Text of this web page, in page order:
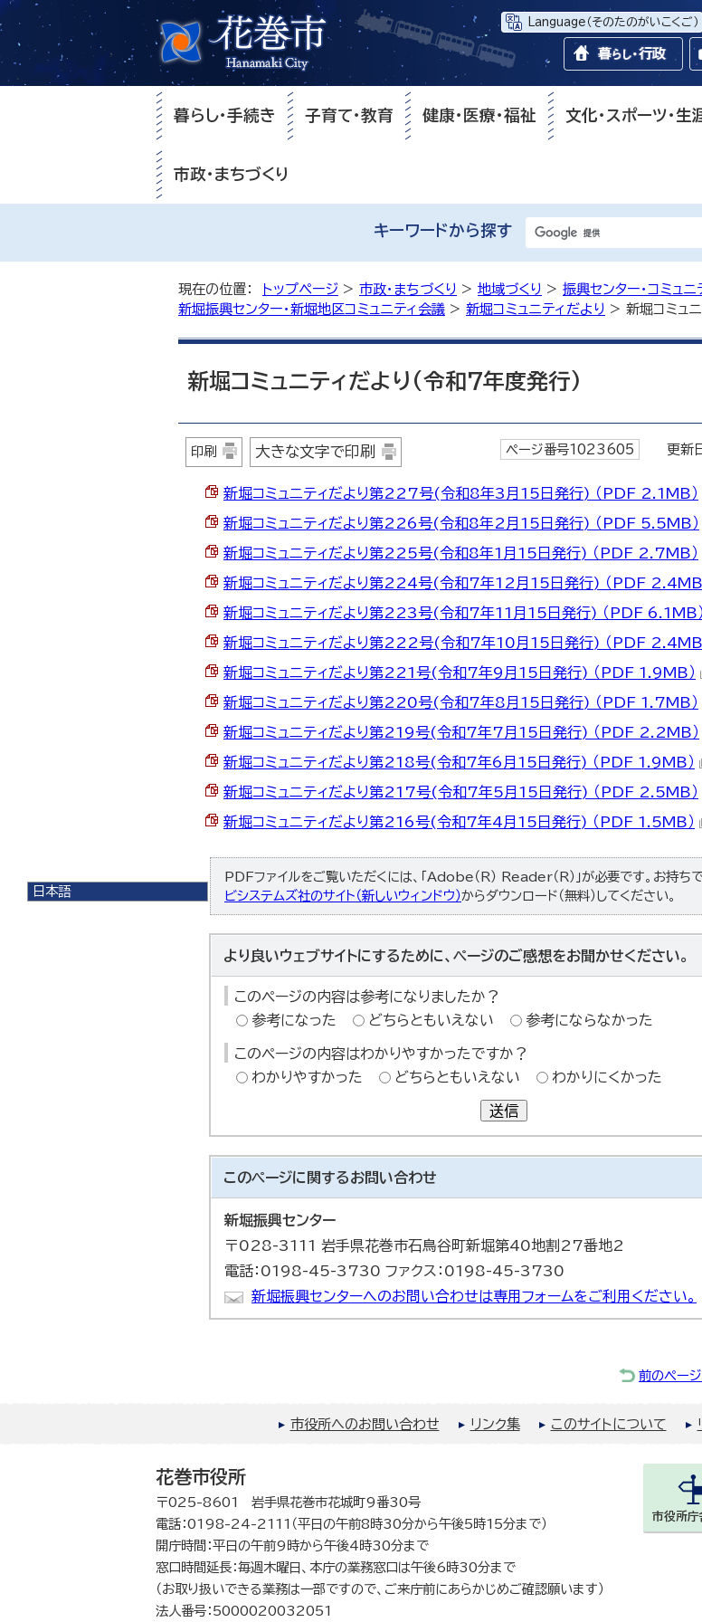
Language （そのたのがいこくご）
日本語
暮らし・手続き 子育て・教育 健康・医療・福祉 文化・スポーツ・生
市政・まちづくり
キーワードから探す
現在の位置： トップページ > 市政・まちづくり > 地域づくり > 振興センター・コミュニ
新堀振興センター・新堀地区コミュニティ会議 > 新堀コミュニティだより > 新堀コミュ
新堀コミュニティだより(令和7年度発行)
印刷 大きな文字で印刷 ページ番号1023605 更新
新堀コミュニティだより第227号(令和8年3月15日発行) （PDF 2.1MB）
新堀コミュニティだより第226号(令和8年2月15日発行) （PDF 5.5MB）
新堀コミュニティだより第225号(令和8年1月15日発行) （PDF 2.7MB）
新堀コミュニティだより第224号(令和7年12月15日発行) （PDF 2.4MB
新堀コミュニティだより第223号(令和7年11月15日発行) （PDF 6.1MB）
新堀コミュニティだより第222号(令和7年10月15日発行) （PDF 2.4MB
新堀コミュニティだより第221号(令和7年9月15日発行) （PDF 1.9MB）
新堀コミュニティだより第220号(令和7年8月15日発行) （PDF 1.7MB）
新堀コミュニティだより第219号(令和7年7月15日発行) （PDF 2.2MB）
新堀コミュニティだより第218号(令和7年6月15日発行) （PDF 1.9MB）
新堀コミュニティだより第217号(令和7年5月15日発行) （PDF 2.5MB）
新堀コミュニティだより第216号(令和7年4月15日発行) （PDF 1.5MB）
PDFファイルをご覧いただくには、「Adobe（R） Reader（R）」が必要です。お持ち
ビシステムズ社のサイト（新しいウィンドウ）からダウンロード（無料）してください。
より良いウェブサイトにするために、ページのご感想をお聞かせください。
このページの内容は参考になりましたか？
参考になった
どちらともいえない 参考にならなかった
このページの内容はわかりやすかったですか？
わかりやすかった
どちらともいえない わかりにくかった
送信
このページに関するお問い合わせ
新堀振興センター
〒028-3111 岩手県花巻市石鳥谷町新堀第40地割27番地2
電話：0198-45-3730 ファクス：0198-45-3730
新堀振興センターへのお問い合わせは専用フォームをご利用ください。
前のペー
市役所へのお問い合わせ リンク集 このサイトについて
花巻市役所
〒025-8601 岩手県花巻市花城町9番30号
電話：0198-24-2111（平日の午前8時30分から午後5時15分まで）
開庁時間：平日の午前9時から午後4時30分まで
窓口時間延長：毎週木曜日、本庁の業務窓口は午後6時30分まで
（お取り扱いできる業務は一部ですので、ご来庁前にあらかじめご確認願います）
法人番号：5000020032051
市役所庁